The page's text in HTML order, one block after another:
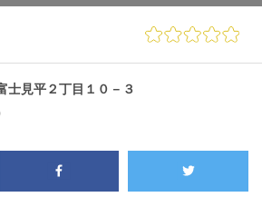
士見平２丁目１０－３